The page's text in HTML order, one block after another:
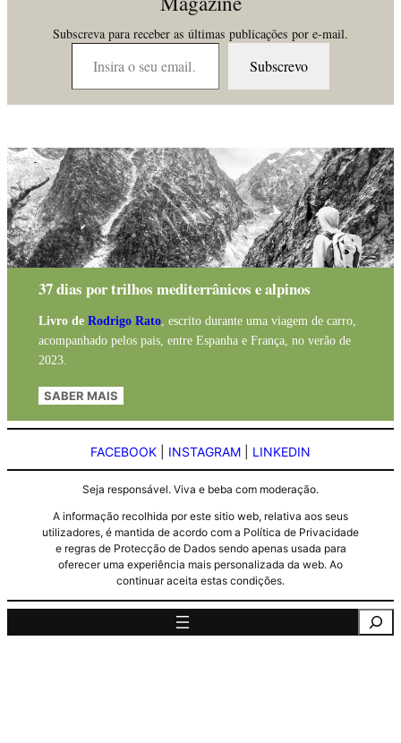
Subscreva para receber as últimas publicações por e-mail.
Insira o seu email…
Subscrevo
37 dias por trilhos mediterrânicos e alpinos
Livro de Rodrigo Rato, escrito durante uma viagem de carro,
acompanhado pelos pais, entre Espanha e França, no verão de
2023.
SABER MAIS
FACEBOOK INSTAGRAM LINKEDIN
Seja responsável. Viva e beba com moderação.
A informação recolhida por este sitio web, relativa aos seus
utilizadores, é mantida de acordo com a Política de Privacidade
e regras de Protecção de Dados sendo apenas usada para
oferecer uma experiência mais personalizada da web. Ao
continuar aceita estas condições.